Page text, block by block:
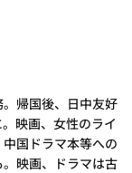
帰国後、日中友好
映画、女性のライ
国ドラマ本等への
映画、ドラマは古